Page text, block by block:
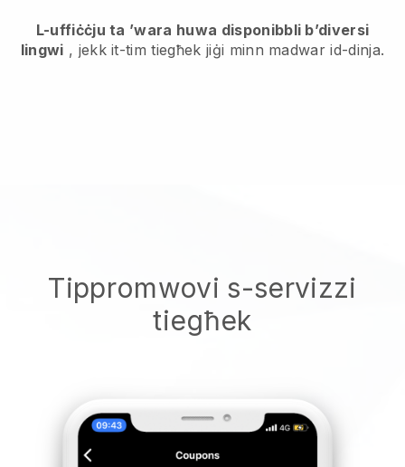
L-uffiċċju ta ’wara huwa disponibbli b’diversi
lingwi , jekk it-tim tiegħek jiġi minn madwar id-dinja.
Tippromwovi s-servizzi
tiegħek